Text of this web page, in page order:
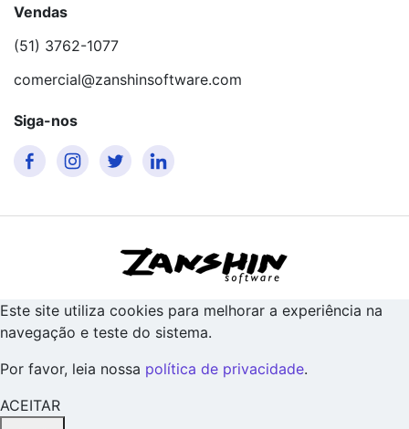
Vendas
(51) 3762-1077
comercial@zanshinsoftware.com
Siga-nos
Este site utiliza cookies para melhorar a experiência na
navegação e teste do sistema.
Por favor, leia nossa política de privacidade.
ACEITAR